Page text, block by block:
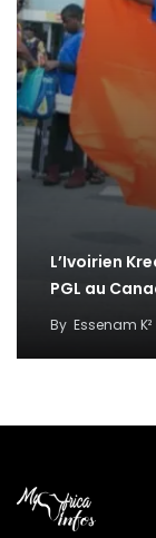
L’Ivoirien
PGL au
By Essenam K²